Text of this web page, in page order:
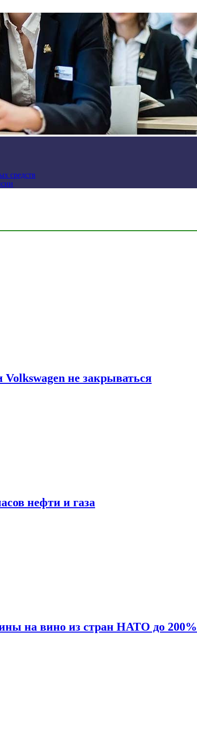
средств
не закрываться
нефти и газа
на вино из стран НАТО до 200%